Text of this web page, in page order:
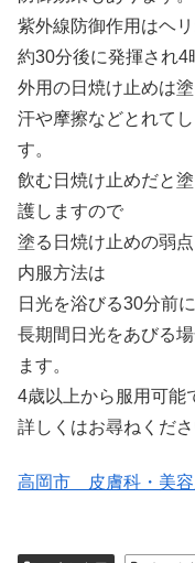
紫外線防御作用はヘ
約30分後に発揮され4
外用の日焼け止めは
汗や摩擦などとれて
す。
飲む日焼け止めだと
護しますので
塗る日焼け止めの弱
内服方法は
日光を浴びる30分前
長期間日光をあびる
ます。
4歳以上から服用可能
詳しくはお尋ねくださ
高岡市 皮膚科・美